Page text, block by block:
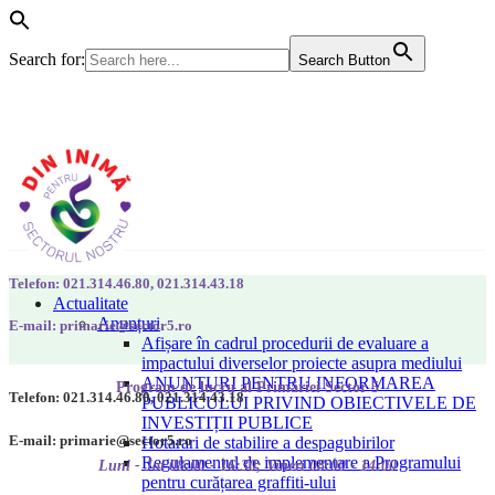
Search for: Search Button
Actualitate
Anunțuri
Afișare în cadrul procedurii de evaluare a
impactului diverselor proiecte asupra mediului
ANUNȚURI PENTRU INFORMAREA
PUBLICULUI PRIVIND OBIECTIVELE DE
INVESTIȚII PUBLICE
Hotarari de stabilire a despagubirilor
Regulamentul de implementare a Programului
pentru curățarea graffiti-ului
Telefon: 021.314.46.80, 021.314.43.18
E-mail: primarie@sector5.ro
Program de lucru al Primăriei Sector 5
Luni - Joi 08:00 - 16:30; Vineri 08:00 - 14:00
Telefon: 021.314.46.80, 021.314.43.18
E-mail: primarie@sector5.ro